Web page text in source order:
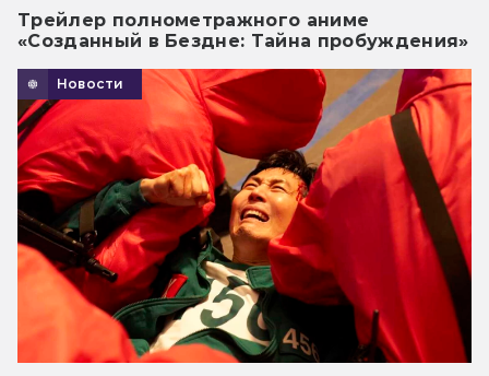
Трейлер полнометражного аниме
«Созданный в Бездне: Тайна пробуждения»
Новости